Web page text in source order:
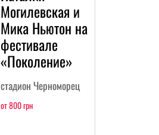
Могилевская и
Мика Ньютон на
фестивале
«Поколение»
стадион Черноморец
от 800 грн